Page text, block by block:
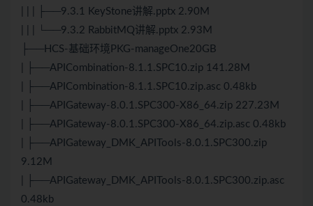
| | | ├──9.3.1 KeyStone讲解.pptx 2.90M
| | | └──9.3.2 RabbitMQ讲解.pptx 2.93M
├──HCS-基础环境PKG-manageOne20GB
| ├──APICombination-8.1.1.SPC10.zip 141.28M
| ├──APICombination-8.1.1.SPC10.zip.asc 0.48kb
| ├──APIGateway-8.0.1.SPC300-X86_64.zip 227.23M
| ├──APIGateway-8.0.1.SPC300-X86_64.zip.asc 0.48kb
| ├──APIGateway_DMK_APITools-8.0.1.SPC300.zip
9.12M
| ├──APIGateway_DMK_APITools-8.0.1.SPC300.zip.asc
0.48kb